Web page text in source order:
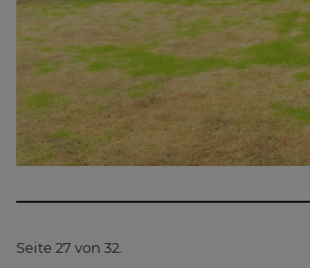
Seite 27 von 32.